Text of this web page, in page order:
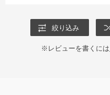
絞り込み
※レビューを書くには